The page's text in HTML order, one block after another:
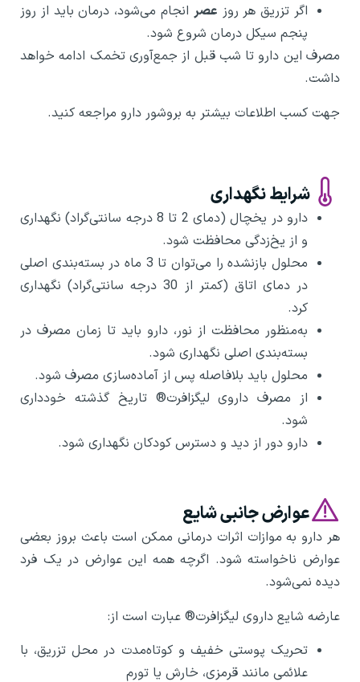
اگر تزریق هر روزعصرانجام می‌شود، درمان باید از روز
پنجم سیکل درمان شروع شود.
مصرف این دارو تا شب قبل از جمع‌آوری تخمک ادامه خواهد
داشت.
جهت کسب اطلاعات بیشتر به بروشور دارو مراجعه کنید.
شرایط نگهداری
دارو در یخچال (دمای 2 تا 8 درجه سانتی‌گراد) نگهداری
و از یخ‌زدگی محافظت شود.
محلول بازنشده را می‌توان تا 3 ماه در بسته‌بندی اصلی
در دمای اتاق (کمتر از 30 درجه سانتی‌گراد) نگهداری
کرد.
به‌منظور محافظت از نور، دارو باید تا زمان مصرف در
بسته‌بندی اصلی نگهداری شود.
محلول باید بلافاصله پس از آماده‌سازی مصرف شود.
از مصرف داروی لیگزافرت® تاریخ گذشته خودداری
شود.
دارو دور از دید و دسترس کودکان نگهداری شود.
عوارض جانبی شایع
هر دارو به موازات اثرات درمانی ممکن است باعث بروز بعضی
عوارض ناخواسته شود. اگرچه همه این عوارض در یک فرد
دیده نمی‌شود.
عارضه شایع داروی لیگزافرت® عبارت‌ است از:
تحریک پوستی خفیف و کوتاه‌مدت در محل تزریق، با
علائمی مانند قرمزی، خارش یا تورم